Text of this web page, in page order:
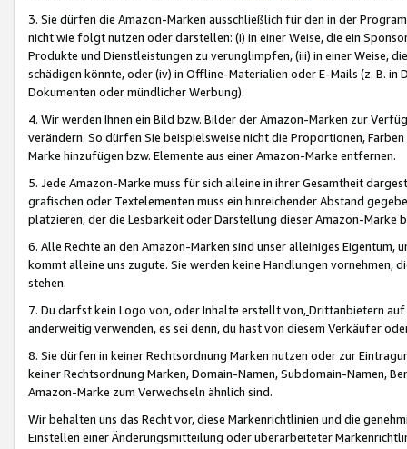
3. Sie dürfen die Amazon-Marken ausschließlich für den in der
nicht wie folgt nutzen oder darstellen: (i) in einer Weise, die ein
Produkte und Dienstleistungen zu verunglimpfen, (iii) in einer Weise,
schädigen könnte, oder (iv) in Offline-Materialien oder E-Mails (z. B. in
Dokumenten oder mündlicher Werbung).
4. Wir werden Ihnen ein Bild bzw. Bilder der Amazon-Marken zur
verändern. So dürfen Sie beispielsweise nicht die Proportionen,
Marke hinzufügen bzw. Elemente aus einer Amazon-Marke entfernen.
5. Jede Amazon-Marke muss für sich alleine in ihrer Gesamtheit
grafischen oder Textelementen muss ein hinreichender Abstand
platzieren, der die Lesbarkeit oder Darstellung dieser Amazon-Marke
6. Alle Rechte an den Amazon-Marken sind unser alleiniges
kommt alleine uns zugute. Sie werden keine Handlungen vornehmen,
stehen.
7. Du darfst kein Logo von, oder Inhalte erstellt von,Drittanbietern auf
anderweitig verwenden, es sei denn, du hast von diesem Verkäufer
8. Sie dürfen in keiner Rechtsordnung Marken nutzen oder zur
keiner Rechtsordnung Marken, Domain-Namen, Subdomain-Namen,
Amazon-Marke zum Verwechseln ähnlich sind.
Wir behalten uns das Recht vor, diese Markenrichtlinien und die
Einstellen einer Änderungsmitteilung oder überarbeiteter